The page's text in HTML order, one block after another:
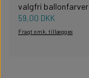
valgfri ballonfarver
59,00 DKK
Fragt omk. tillægges